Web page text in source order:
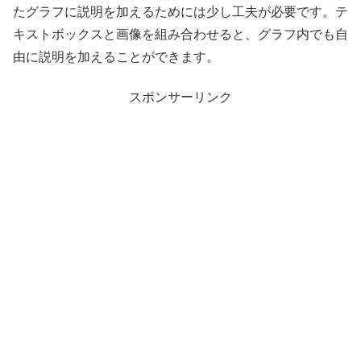
たグラフに説明を加えるためには少し工夫が必要です。テ
キストボックスと画像を組み合わせると、グラフ内でも自
由に説明を加えることができます。
スポンサーリンク